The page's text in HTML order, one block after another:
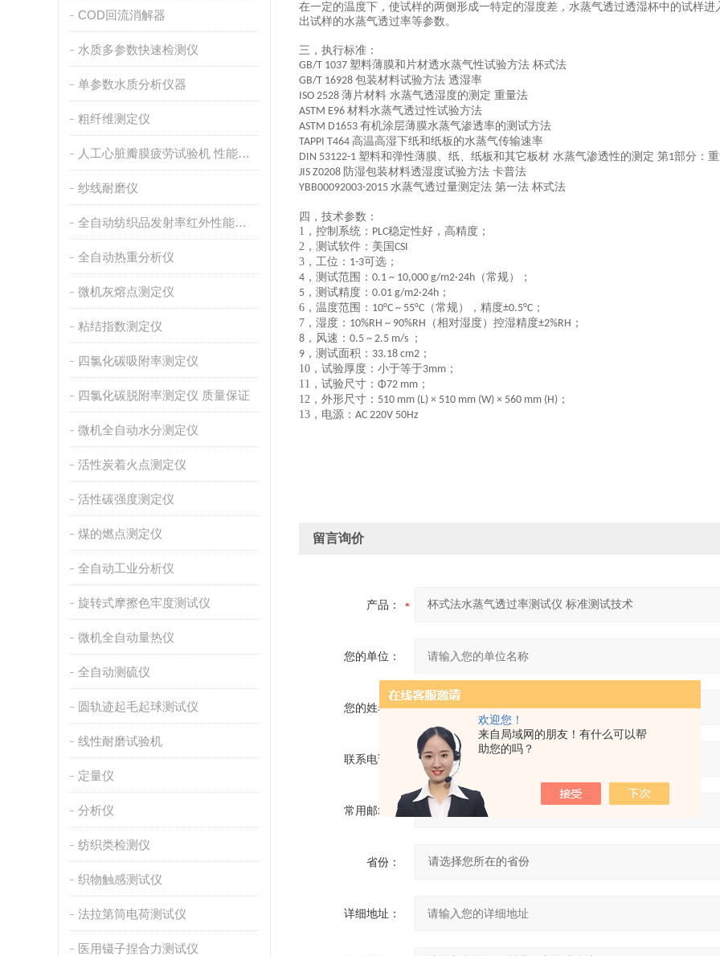
欢迎您！
来自局域网的朋友！有什么可以帮
助您的吗？
COD回流消解器
水质多参数快速检测仪
单参数水质分析仪器
粗纤维测定仪
人工心脏瓣膜疲劳试验机 性能稳定
纱线耐磨仪
全自动纺织品发射率红外性能分析
全自动热重分析仪
微机灰熔点测定仪
粘结指数测定仪
四氯化碳吸附率测定仪
四氯化碳脱附率测定仪 质量保证
微机全自动水分测定仪
活性炭着火点测定仪
活性碳强度测定仪
煤的燃点测定仪
全自动工业分析仪
旋转式摩擦色牢度测试仪
微机全自动量热仪
全自动测硫仪
圆轨迹起毛起球测试仪
线性耐磨试验机
定量仪
分析仪
纺织类检测仪
织物触感测试仪
法拉第筒电荷测试仪
医用镊子捏合力测试仪
在一定的温度下，使试样的两侧形成一特定的湿度差，水蒸气透过透湿杯中的试样
出试样的水蒸气透过率等参数。
三，执行标准：
GB/T 1037 塑料薄膜和片材透水蒸气性试验方法 杯式法
GB/T 16928 包装材料试验方法 透湿率
ISO 2528 薄片材料 水蒸气透湿度的测定 重量法
ASTM E96 材料水蒸气透过性试验方法
ASTM D1653 有机涂层薄膜水蒸气渗透率的测试方法
TAPPI T464 高温高湿下纸和纸板的水蒸气传输速率
DIN 53122-1 塑料和弹性薄膜、纸、纸板和其它板材 水蒸气渗透性的测定 第1部分：
JIS Z0208 防湿包装材料透湿度试验方法 卡普法
YBB00092003-2015 水蒸气透过量测定法 第一法 杯式法
四， 技术参数：
1， 控制系统： PLC稳定性好，高精度；
2， 测试软件：美国 CSI
3， 工位： 1-3可选；
4， 测试范围 ： 0.1 ~ 10,000 g/m2·24h （常规）
；
5， 测试精度 ： 0.01 g/m2·24h ；
6， 温度范围： 10°C ~ 55°C （常规） ，精度±0.5°C ；
7， 湿度： 10%RH ~ 90%RH （相对湿度）控湿精度±2%RH ；
8， 风速 ： 0.5 ~ 2.5 m/s ；
9， 测试面积 ： 33.18 cm2 ；
10， 试验厚度：小于等于3mm ；
11， 试验尺寸： Φ72 mm ；
12， 外形尺寸： 510 mm (L) × 510 mm (W) × 560 mm (H) ；
13， 电源： AC 220V 50Hz
留言询价
产品：
您的单位：
您的姓名：
联系电话：
常用邮箱：
省份：
详细地址：